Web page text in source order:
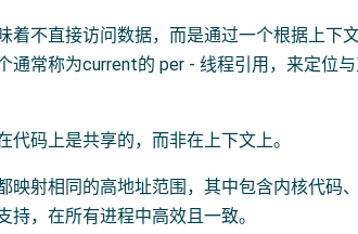
着不直接访问数据，而是通过一个根据上下
通常称为current的 per - 线程引用，来定位
代码上是共享的，而非在上下文上。
映射相同的高地址范围，其中包含内核代码
持，在所有进程中高效且一致。